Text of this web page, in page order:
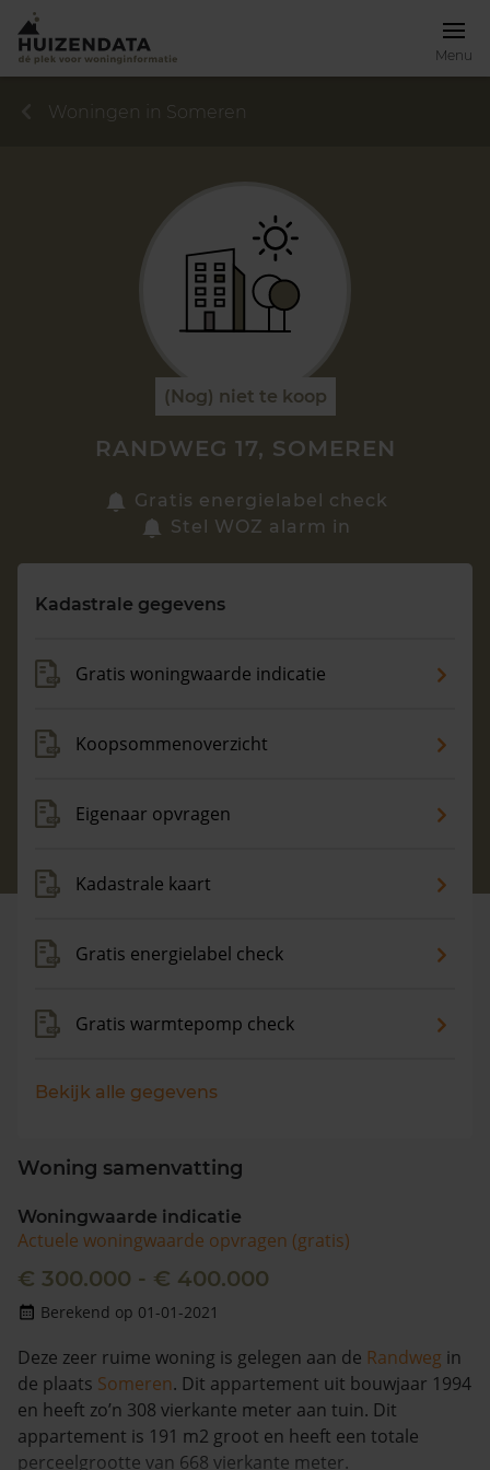
Menu
Zoek een woning
Maandag t/m vrijdag - 08:00 -18:00
Woningen in Someren
(Nog) niet te koop
RANDWEG 17, SOMEREN
Gratis energielabel check
Stel WOZ alarm in
Kadastrale gegevens
Gratis woningwaarde indicatie
Koopsommenoverzicht
Eigenaar opvragen
Kadastrale kaart
Gratis energielabel check
Gratis warmtepomp check
Bekijk alle gegevens
Woning samenvatting
Woningwaarde indicatie
Actuele woningwaarde opvragen (gratis)
€ 300.000 - € 400.000
Berekend op 01-01-2021
Deze zeer ruime woning is gelegen aan de Randweg in
de plaats Someren. Dit appartement uit bouwjaar 1994
en heeft zo’n 308 vierkante meter aan tuin. Dit
appartement is 191 m2 groot en heeft een totale
perceelgrootte van 668 vierkante meter.